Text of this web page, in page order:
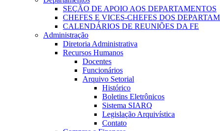
SEÇÃO DE APOIO AOS DEPARTAMENTOS
CHEFES E VICES-CHEFES DOS
CALENDÁRIOS DE REUNIÕES DA FE
Administração
Diretoria Administrativa
Recursos Humanos
Docentes
Funcionários
Arquivo Setorial
Histórico
Boletins Eletrônicos
Sistema SIARQ
Legislação Arquivística
Contato